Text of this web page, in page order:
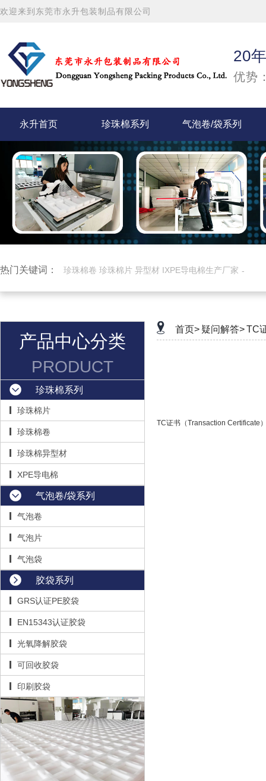
欢迎来到东莞市永升包装制品有限公司
20
优势
永升首页 珍珠棉系列 气泡卷/袋系列
热门关键词： 珍珠棉卷 珍珠棉片 异型材 IXPE导电棉生产厂家
产品中心分类
PRODUCT
珍珠棉系列
珍珠棉片
珍珠棉卷
珍珠棉异型材
XPE导电棉
气泡卷/袋系列
气泡卷
气泡片
气泡袋
胶袋系列
GRS认证PE胶袋
EN15343认证胶袋
光氧降解胶袋
可回收胶袋
印刷胶袋
首页> 疑问解答>TC
TC证书（Transaction Certificate